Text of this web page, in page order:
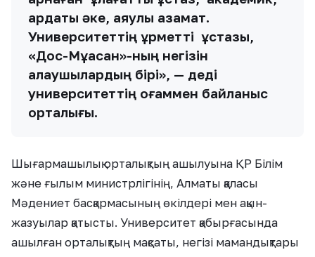
жазуылар қатысты. Университет қабырғасында
ашылған орталықтың мақсаты, негізі мамандықтары
техника саласы болса да, өнерлі жастардың
басын қосып, түрлі мәдени іс-шараларды өткізу.
Мақаланы бағалаңыз
Жақсы Керемет Күлкілі